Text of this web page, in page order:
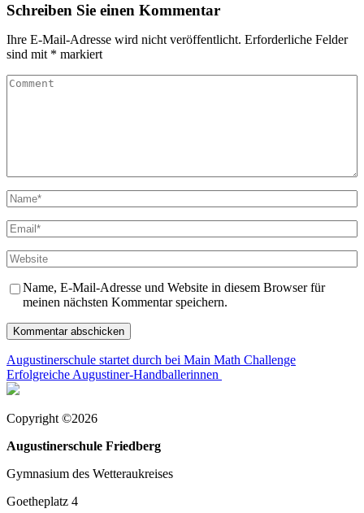
Schreiben Sie einen Kommentar
Ihre E-Mail-Adresse wird nicht veröffentlicht. Erforderliche Felder
sind mit * markiert
Comment
Name*
Email*
Website
Name, E-Mail-Adresse und Website in diesem Browser für
meinen nächsten Kommentar speichern.
Beitragsnavigation
Augustinerschule startet durch bei Main Math Challenge
Erfolgreiche Augustiner-Handballerinnen
Copyright ©2026
Augustinerschule Friedberg
Gymnasium des Wetteraukreises
Goetheplatz 4